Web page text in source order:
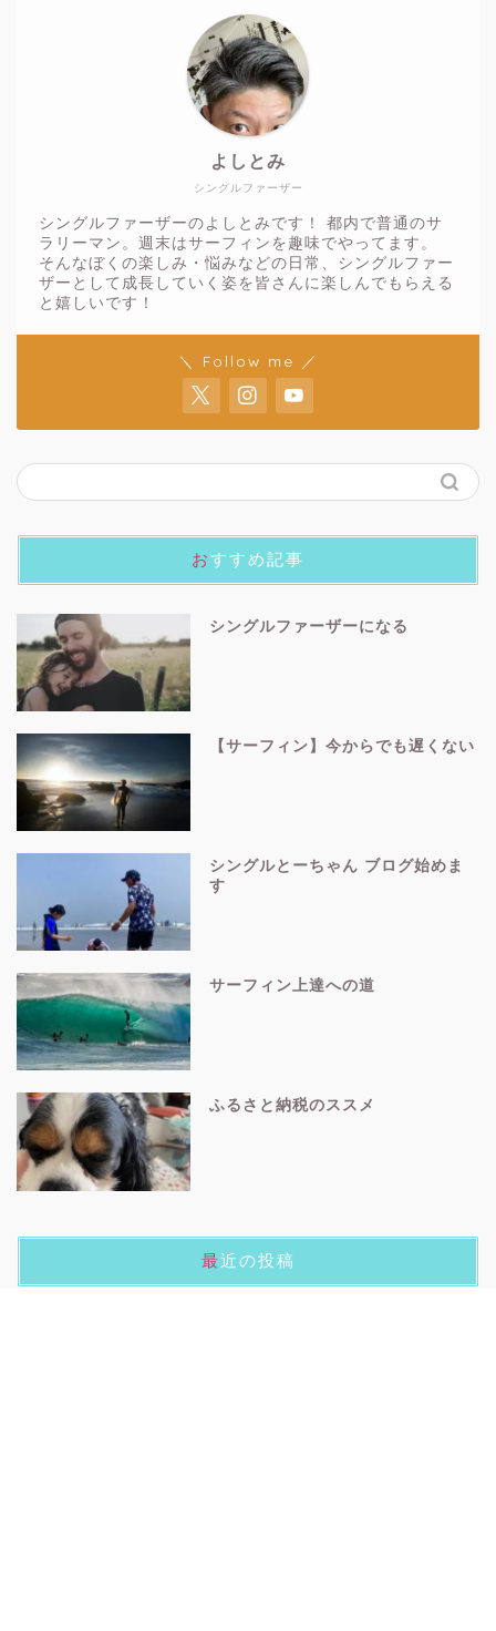
シングルファーザー
よしとみ
シングルファーザーのよしとみです！ 都内で普通のサ
ラリーマン。週末はサーフィンを趣味でやってます。
そんなぼくの楽しみ・悩みなどの日常、シングルファー
ザーとして成長していく姿を皆さんに楽しんでもらえる
と嬉しいです！
＼ Follow me ／
おすすめ記事
シングルファーザーになる
【サーフィン】今からでも遅くない
シングルとーちゃん ブログ始めま
す
サーフィン上達への道
ふるさと納税のススメ
最近の投稿